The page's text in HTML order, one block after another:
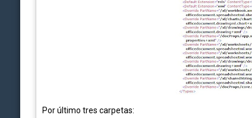
Por último tres carpetas: